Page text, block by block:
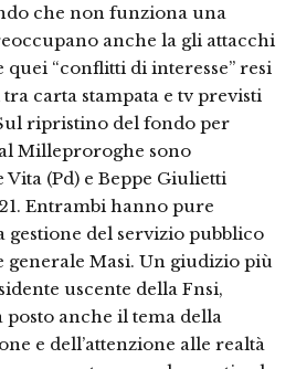
che non funziona una
anche la gli attacchi
quei “conflitti di interesse” resi
carta stampata e tv previsti
ripristino del fondo per
Milleproroghe sono
(Pd) e Beppe Giulietti
Entrambi hanno pure
del servizio pubblico
generale Masi. Un giudizio più
uscente della Fnsi,
posto anche il tema della
e dell’attenzione alle realtà